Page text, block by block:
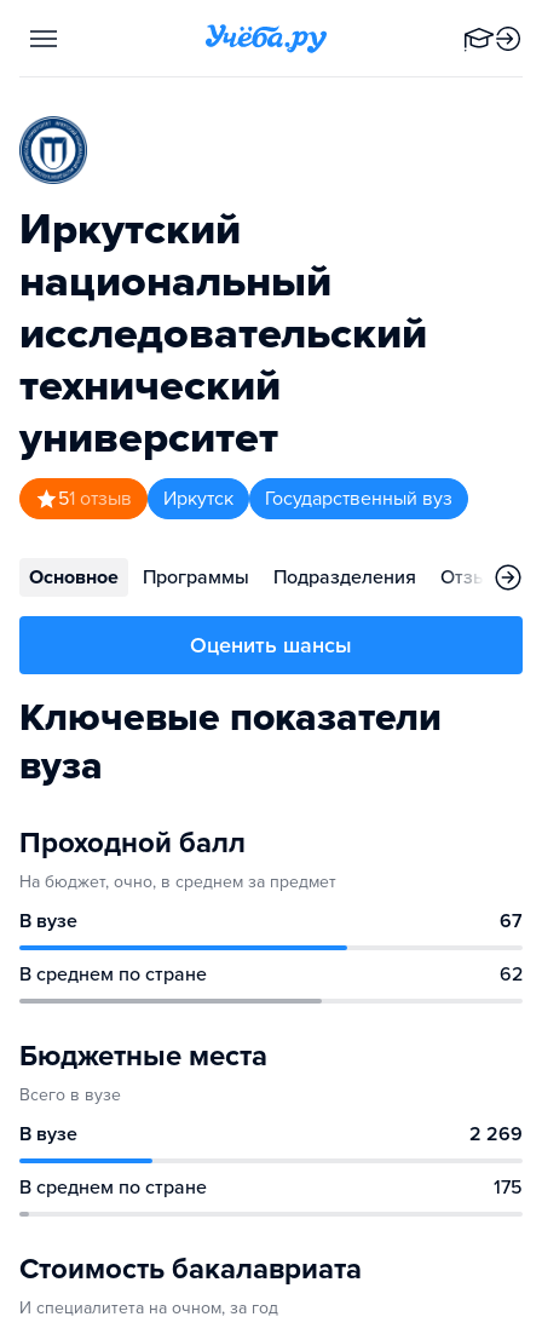
Иркутский
национальный
исследовательский
технический
университет
51 отзыв Иркутск Государственный вуз
Основное Программы Подразделения Отзывы
Оценить шансы
Ключевые показатели
вуза
Проходной балл
На бюджет, очно, в среднем за предмет
В вузе 67
В среднем по стране 62
Бюджетные места
Всего в вузе
В вузе 2 269
В среднем по стране 175
Стоимость бакалавриата
И специалитета на очном, за год